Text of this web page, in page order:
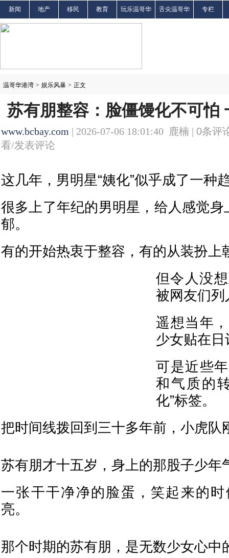
新闻 地产 移民 教育 玩乐温哥华 舌尖温哥华 专栏
温哥华港湾 > 娱乐风暴 > 正文
苏有朋整容：脸僵馒化不可怕
www.bcbay.com | 2026-07-06 18:01:40 鹿楠 | 0条评
看/发表评论
这几年，男明星“姨化”似乎成了一种
很多上了年纪的男明星，给人感觉身
郁。
有的开始热衷于整容，有的从装扮上
但令人没
被网友们列
遥想当年
少女贴在
可是近些
和气质的
化”标签。
把时间线拨回到三十多年前，小虎队
苏有朋才十五岁，身上的那股子少年
一张干干净净的脸蛋，笑起来的
亮。
那个时期的苏有朋，是无数少女心中